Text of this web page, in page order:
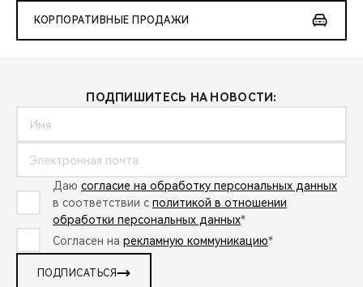
КОРПОРАТИВНЫЕ ПРОДАЖИ
ПОДПИШИТЕСЬ НА НОВОСТИ:
Даю согласие на обработку персональных данных
в соответствии с политикой в отношении
обработки персональных данных*
Согласен на рекламную коммуникацию*
ПОДПИСАТЬСЯ